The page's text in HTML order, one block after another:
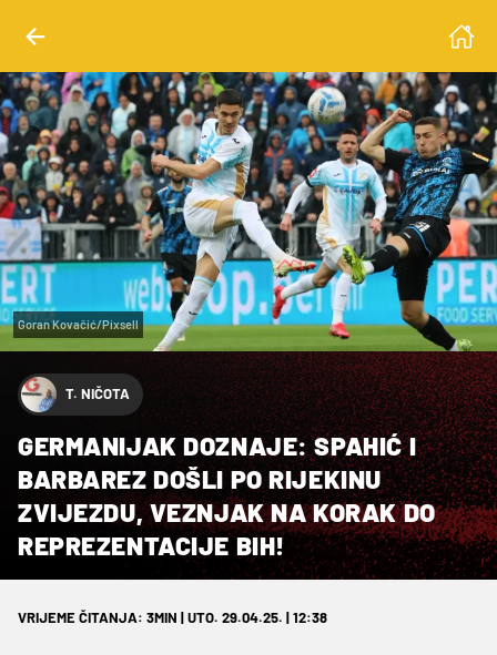
Goran Kovačić/Pixsell
T. NIČOTA
GERMANIJAK DOZNAJE: SPAHIĆ I
BARBAREZ DOŠLI PO RIJEKINU
ZVIJEZDU, VEZNJAK NA KORAK DO
REPREZENTACIJE BIH!
VRIJEME ČITANJA: 3MIN | UTO. 29.04.25. | 12:38